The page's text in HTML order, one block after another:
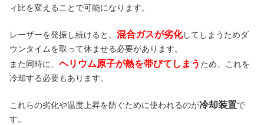
ィ比を変えることで可能になります。
レーザーを発振し続けると、 混合ガスが劣化してしまうためダ
ウンタイムを取って休ませる必要があります。
また同時に、 ヘリウム原子が熱を帯びてしまう ため、これを
冷却する必要もあります。
これらの劣化や温度上昇を防ぐために使われるのが冷却装置で
す。